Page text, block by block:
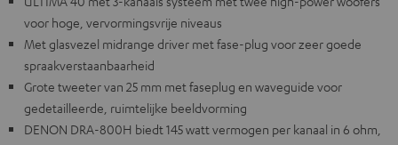
voor hoge, vervormingsvrije niveaus
Met glasvezel midrange driver met fase-plug voor zeer goede
spraakverstaanbaarheid
Grote tweeter van 25 mm met faseplug en waveguide voor
gedetailleerde, ruimtelijke beeldvorming
DENON DRA-800H biedt 145 watt vermogen per kanaal in 6 ohm,